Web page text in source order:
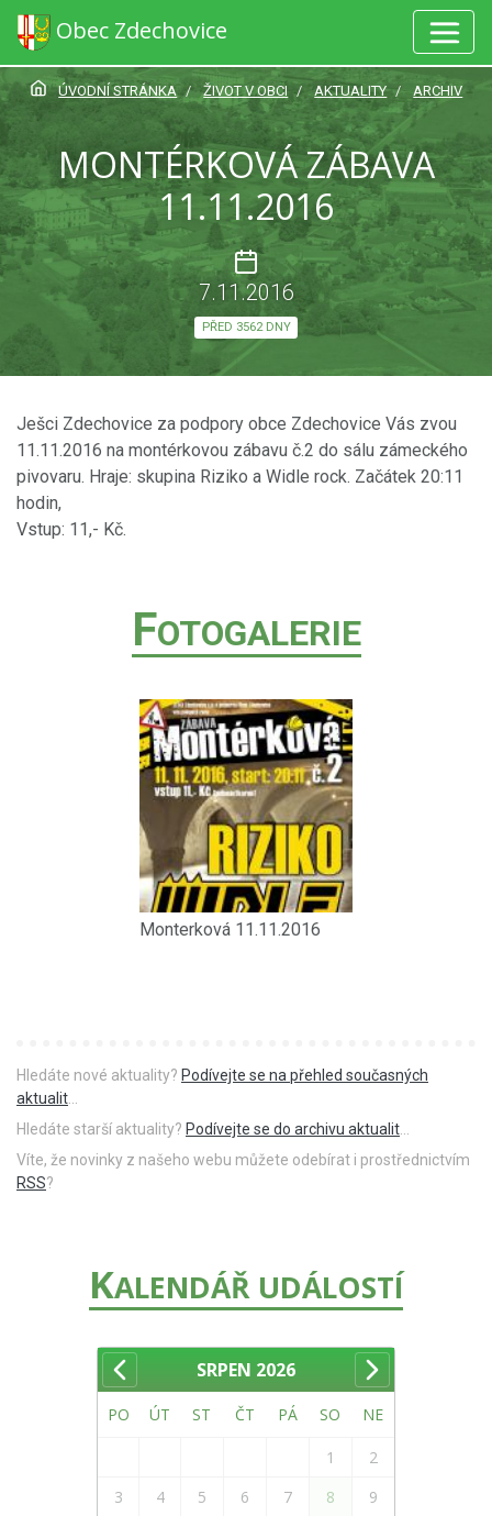
Obec Zdechovice
ÚVODNÍ STRÁNKA ŽIVOT V OBCI AKTUALITY ARCHIV
MONTÉRKOVÁ ZÁBAVA
11.11.2016
7.11.2016
PŘED 3562 DNY
Ješci Zdechovice za podpory obce Zdechovice Vás zvou
11.11.2016 na montérkovou zábavu č.2 do sálu zámeckého
pivovaru. Hraje: skupina Riziko a Widle rock. Začátek 20:11
hodin,
Vstup: 11,- Kč.
FOTOGALERIE
Monterková 11.11.2016
Hledáte nové aktuality? Podívejte se na přehled současných
aktualit
Hledáte starší aktuality? Podívejte se do archivu aktualit
Víte, že novinky z našeho webu můžete odebírat i prostřednictvím
RSS?
KALENDÁŘ UDÁLOSTÍ
SRPEN 2026
PO ÚT ST ČT PÁ SO NE
1
2
3
4 5 6 7 8
9